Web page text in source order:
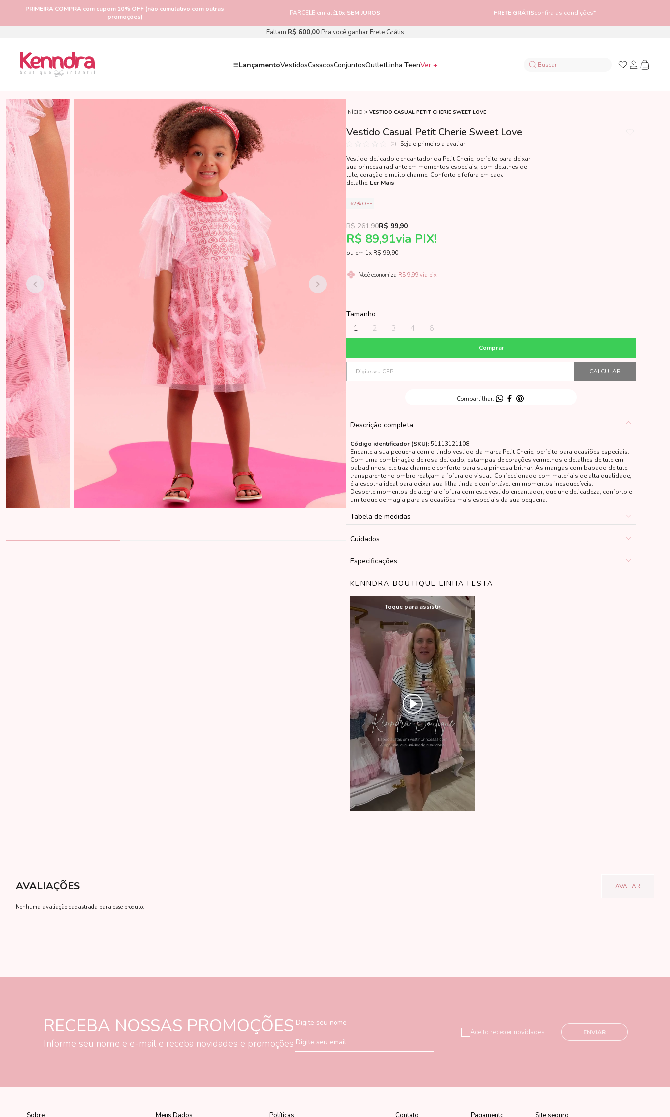
PRIMEIRA COMPRA com cupom 10% OFF (não cumulativo com outras
promoções)
PARCELE em até10x SEM JUROS FRETE GRÁTISconfira as condições*
Faltam R$ 600,00Pra você ganhar Frete Grátis
LançamentoVestidosCasacosConjuntosOutletLinha TeenVer +
INÍCIO VESTIDO CASUAL PETIT CHERIE SWEET LOVE
Vestido Casual Petit Cherie Sweet Love
(0)
Seja o primeiro a avaliar
Vestido delicado e encantador da Petit Cherie, perfeito para deixar
sua princesa radiante em momentos especiais, com detalhes de
tule, coração e muito charme. Conforto e fofura em cada
detalhe! Ler Mais
62% OFF
R$ 89,91via PIX!
R$ 261,90R$ 99,90
1x R$ 99,90
Você economiza R$ 9,99 via pix
Tamanho
1 2 3 4 6
Descrição completa
Código identificador (SKU):51113121108
Encante a sua pequena com o lindo vestido da marca Petit Cherie, perfeito para ocasiões especiais.
Com uma combinação de rosa delicado, estampas de corações vermelhos e detalhes de tule em
babadinhos, ele traz charme e conforto para sua princesa brilhar. As mangas com babado de tule
transparente no ombro realçam a fofura do visual. Confeccionado com materiais de alta qualidade,
é a escolha ideal para deixar sua filha linda e confortável em momentos inesquecíveis.
Desperte momentos de alegria e fofura com este vestido encantador, que une delicadeza, conforto e
um toque de magia para as ocasiões mais especiais da sua pequena.
Tabela de medidas
Cuidados
Especificações
KENNDRA BOUTIQUE LINHA FESTA
Nenhuma avaliação cadastrada para esse produto.
RECEBA NOSSAS PROMOÇÕES
Informe seu nome e e-mail e receba novidades e promoções
Digite seu nome
Digite seu email
ENVIAR
Aceito receber novidades
Sobre Meus Dados Políticas Contato Pagamento Site seguro